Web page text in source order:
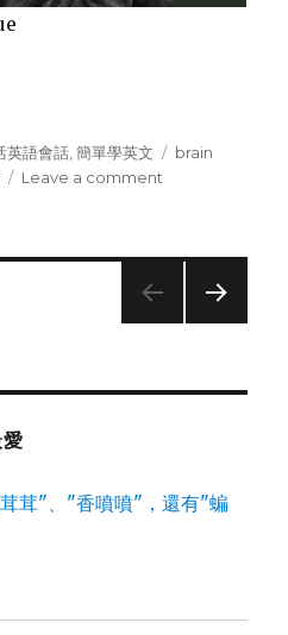
英語會話 ,簡單學英文 Tags
brain
Leave a comment
在
麼！
茸"、"香噴噴"，還有"蝙